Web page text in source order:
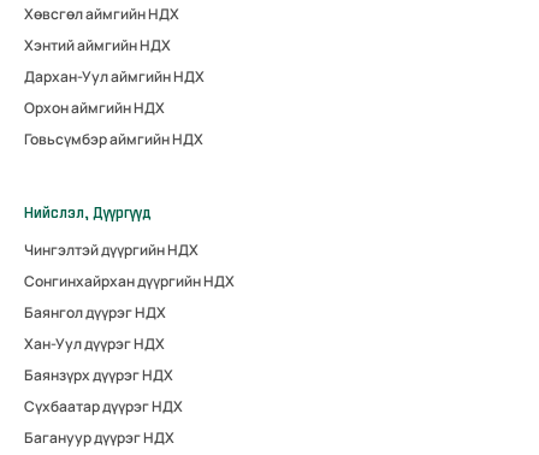
Хөвсгөл аймгийн НДХ
Хэнтий аймгийн НДХ
Дархан-Уул аймгийн НДХ
Орхон аймгийн НДХ
Говьсүмбэр аймгийн НДХ
Нийслэл, Дүүргүүд
Чингэлтэй дүүргийн НДХ
Сонгинхайрхан дүүргийн НДХ
Баянгол дүүрэг НДХ
Хан-Уул дүүрэг НДХ
Баянзүрх дүүрэг НДХ
Сүхбаатар дүүрэг НДХ
Багануур дүүрэг НДХ